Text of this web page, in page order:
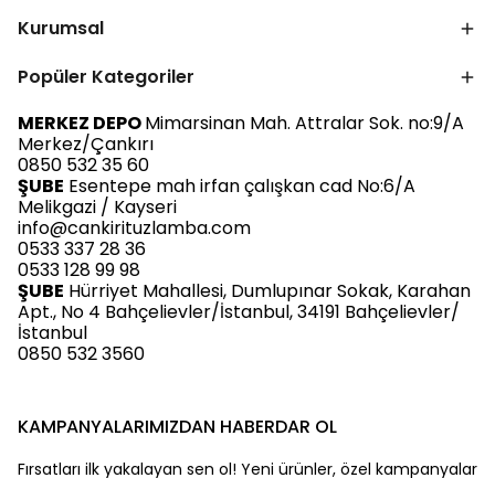
Kurumsal
Popüler Kategoriler
MERKEZ DEPOMimarsinan Mah. Attralar Sok. no:9/A
Merkez/Çankırı
0850 532 35 60
ŞUBE Esentepe mah irfan çalışkan cad No:6/A
Melikgazi / Kayseri
info@cankirituzlamba.com
0533 337 28 36
0533 128 99 98
ŞUBE Hürriyet Mahallesi, Dumlupınar Sokak, Karahan
Apt., No 4 Bahçelievler/İstanbul, 34191 Bahçelievler/
İstanbul
0850 532 3560
KAMPANYALARIMIZDAN HABERDAR OL
Fırsatları ilk yakalayan sen ol! Yeni ürünler, özel kampanyalar